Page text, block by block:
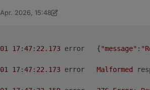
2026, 15:48
von Homoran4. Jan. 2026, 17:51
01 17:47: 22.173
	error	{
"message" :
01 17:47: 22.173 Malformed